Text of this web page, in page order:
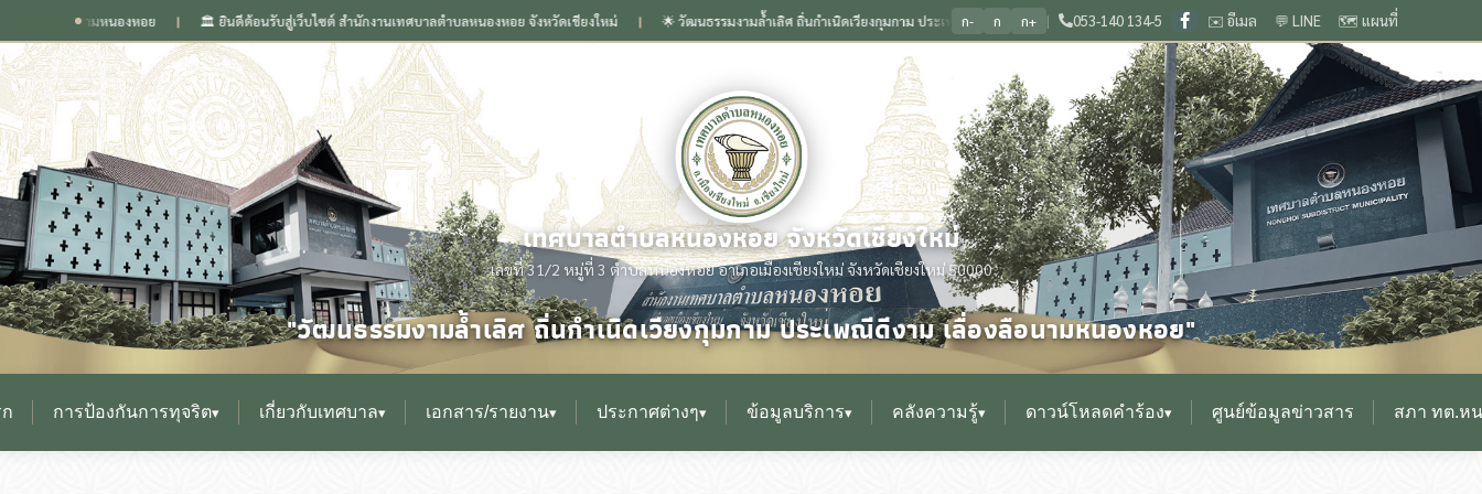
นามหนองหอย ❙ 🏛️ ยินดีต้อนรับสู่เว็บไซต์ สำนักงานเทศบาลตำบลหนองหอย จังหวัดเชียงใหม่ ❙ 🌟 วัฒนธรรมงามล้ำเลิศ ถิ่นกำเนิดเวียงกุมกาม ประเพณีดีงาม เลื่องลือนามหนองหอย ❙ 🏛️ ยินดีต้อนรับสู่เว็บไซต์ สำนักงานเทศบาลตำบลหนองหอย จังหวัดเชี
ก- ก ก+ | 053-140 134-5 ✉️ อีเมล 💬 LINE 🗺️ แผนที่
เทศบาลตำบลหนองหอย จังหวัดเชียงใหม่
เลขที่ 31/2 หมู่ที่ 3 ตำบลหนองหอย อำเภอเมืองเชียงใหม่ จังหวัดเชียงใหม่ 50000
"วัฒนธรรมงามล้ำเลิศ ถิ่นกำเนิดเวียงกุมกาม ประเพณีดีงาม เลื่องลือนามหนองหอย"
การป้องกันการทุจริต▾ เกี่ยวกับเทศบาล▾ เอกสาร/รายงาน▾ ประกาศต่างๆ▾ ข้อมูลบริการ▾ คลังความรู้▾ ดาวน์โหลดคำร้อง▾ ศูนย์ข้อมูลข่าวสาร สภา ทต.ห